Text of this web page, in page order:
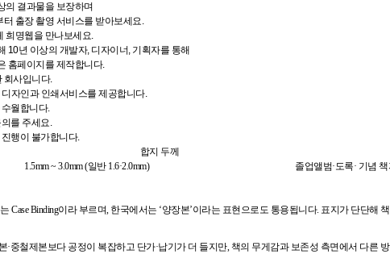
의 결과물을 보장하며
출장 촬영 서비스를 받아보세요.
희명웹을 만나보세요.
10년 이상의 개발자, 디자이너, 기획자를 통해
홈페이지를 제작합니다.
회사입니다.
자인과 인쇄서비스를 제공합니다.
월합니다.
를 주세요.
행이 불가합니다.
합지 두께
1.5mm ~ 3.0mm (일반 1.6·2.0mm)
졸업앨범·도록· 기념
Binding이라 부르며, 한국에서는 ‘양장본’이라는 표현으로도 통용됩니다. 표지가 단단해
중철제본보다 공정이 복잡하고 단가·납기가 더 들지만, 책의 무게감과 보존성 측면에서 다른